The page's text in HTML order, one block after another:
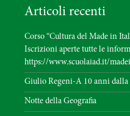
Articoli recenti
Corso “Cultura del Made in
Iscrizioni aperte tutte le
https://www.scuolaiad.it/
Giulio Regeni-A 10 anni dalla
Notte della Geografia